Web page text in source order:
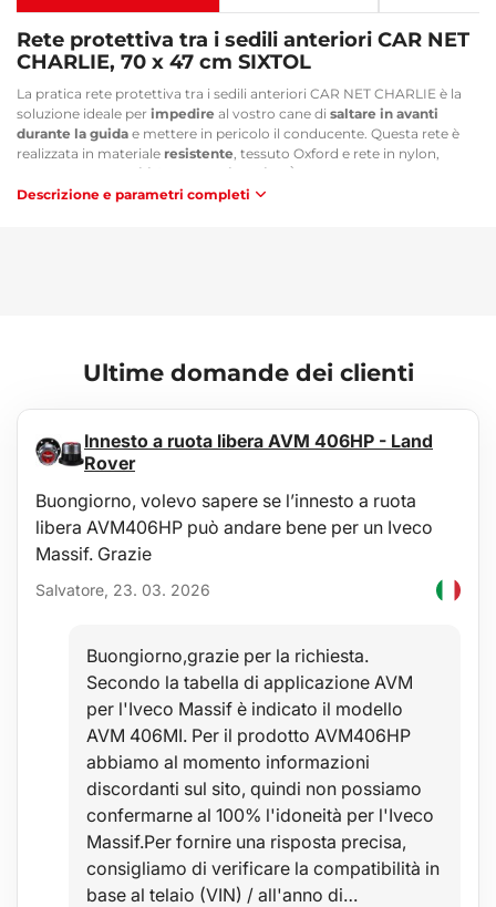
Rete protettiva tra i sedili anteriori CAR NET
CHARLIE, 70 x 47 cm SIXTOL
La pratica rete protettiva tra i sedili anteriori CAR NET CHARLIE è la
soluzione ideale per impedire al vostro cane di saltare in avanti
durante la guida e mettere in pericolo il conducente. Questa rete è
realizzata in materiale resistente , tessuto Oxford e rete in nylon,
durabilità vita utile
. È trasparente e ariosa, così il
vostro cane mantiene la vista sulla strada e su di voi. La rete può
Protezione efficace per la sicurezza durante la guida
Materiale resistente
Facile da fissare tra i sedili
Parametri tecnici:
Dimensioni: 70 x 47 cm
Materiale: 80 % tessuto Oxford + 20 % rete in nylon
Colore: nero
Descrizione e parametri completi
Ultime domande dei clienti
Innesto a ruota libera AVM 406HP - Land
Rover
Buongiorno, volevo sapere se l’innesto a ruota
libera AVM406HP può andare bene per un Iveco
Massif. Grazie
Salvatore, 23. 03. 2026
Buongiorno,grazie per la richiesta.
Secondo la tabella di applicazione AVM
per l'Iveco Massif è indicato il modello
AVM 406MI. Per il prodotto AVM406HP
abbiamo al momento informazioni
discordanti sul sito, quindi non possiamo
confermarne al 100% l'idoneità per l'Iveco
Massif.Per fornire una risposta precisa,
consigliamo di verificare la compatibilità in
base al telaio (VIN) / all'anno di…